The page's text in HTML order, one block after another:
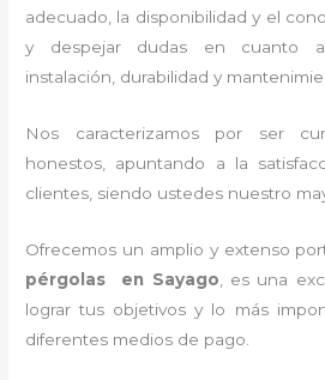
adecuado, la disponibilidad y el
y despejar dudas en cuanto a
instalación, durabilidad y
Nos caracterizamos por ser
honestos, apuntando a la
clientes, siendo ustedes nuestro
Ofrecemos un amplio y extenso
pérgolas en Sayago , es una
lograr tus objetivos y lo más
diferentes medios de pago.